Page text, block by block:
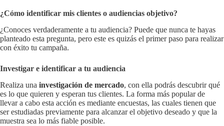
¿Cómo identificar mis clientes o audiencias objetivo?
¿Conoces verdaderamente a tu audiencia? Puede que nunca te hayas
planteado esta pregunta, pero este es quizás el primer paso para realizar
con éxito tu campaña.
Investigar e identificar a tu audiencia
Realiza una investigación de mercado, con ella podrás descubrir qué
es lo que quieren y esperan tus clientes. La forma más popular de
llevar a cabo esta acción es mediante encuestas, las cuales tienen que
ser estudiadas previamente para alcanzar el objetivo deseado y que la
muestra sea lo más fiable posible.